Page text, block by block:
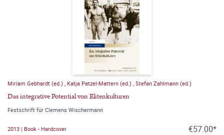
Miriam Gebhardt (ed.) Katja Patzel-Mattern (ed.) Stefan Zahlmann (ed.)
Das integrative Potential von Elitenkulturen
Festschrift für Clemens Wischermann
2013 | Book - Hardcover €57.00*